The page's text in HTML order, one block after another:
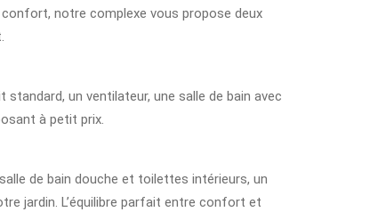
notre complexe vous propose deux
un ventilateur, une salle de bain avec
à petit prix.
de bain douche et toilettes intérieurs, un
jardin. L’équilibre parfait entre confort et